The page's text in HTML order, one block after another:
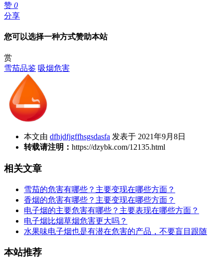
赞 0
分享
您可以选择一种方式赞助本站
赏
雪茄品鉴 吸烟危害
本文由 dfhjdfjgffhsgsdasfa 发表于 2021年9月8日
转载请注明： https://dzybk.com/12135.html
相关文章
雪茄的危害有哪些？主要变现在哪些方面？
香烟的危害有哪些？主要变现在哪些方面？
电子烟的主要危害有哪些？主要表现在哪些方面？
电子烟比烟草烟危害更大吗？
水果味电子烟也是有潜在危害的产品，不要盲目跟随
本站推荐